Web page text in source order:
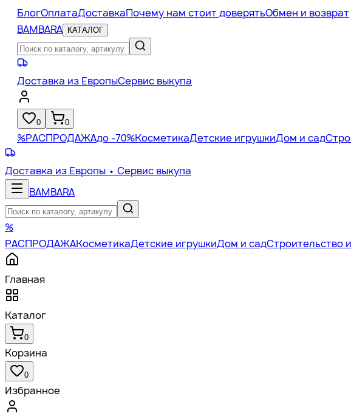
БлогОплатаДоставкаПочему нам стоит доверятьОбмен и возврат
BAMBARA
КАТАЛОГ
Доставка из ЕвропыСервис выкупа
0 0
%РАСПРОДАЖАдо -70%КосметикаДетские игрушкиДом и сад
Доставка из Европы • Сервис выкупа
BAMBARA
%
РАСПРОДАЖАКосметикаДетские игрушкиДом и садСтроительство
Главная
Каталог
0
Корзина
0
Избранное